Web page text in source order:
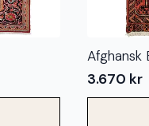
Afghansk
3.670 kr